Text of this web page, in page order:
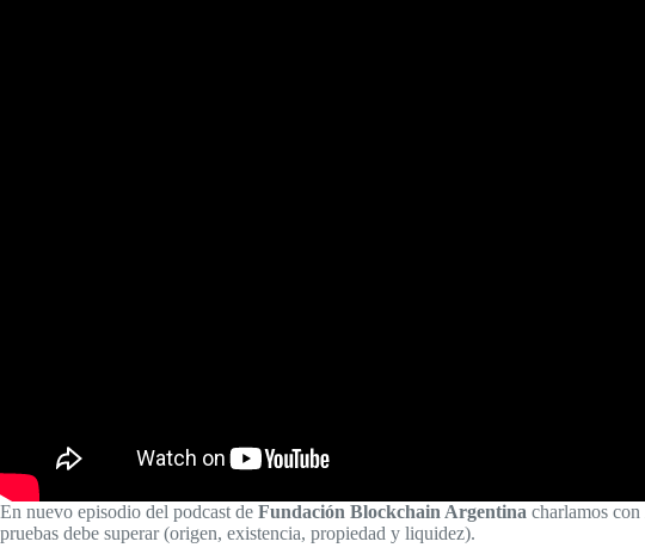
En nuevo episodio del podcast de Fundación Blockchain Argentina charlamos con
pruebas debe superar (origen, existencia, propiedad y liquidez).